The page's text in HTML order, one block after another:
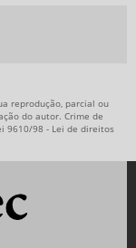
reprodução, parcial ou
do autor. Crime de
9610/98 - Lei de direitos